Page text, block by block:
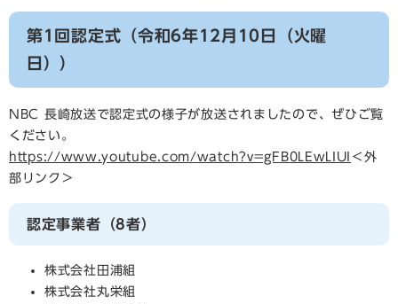
第1回認定式（令和6年12月10日（火曜
日））
NBC 長崎放送で認定式の様子が放送されましたので、ぜひご覧
ください。
https://www.youtube.com/watch?v=gFB0LEwLIUI ＜外
部リンク＞
認定事業者（8者）
株式会社田浦組
株式会社丸栄組